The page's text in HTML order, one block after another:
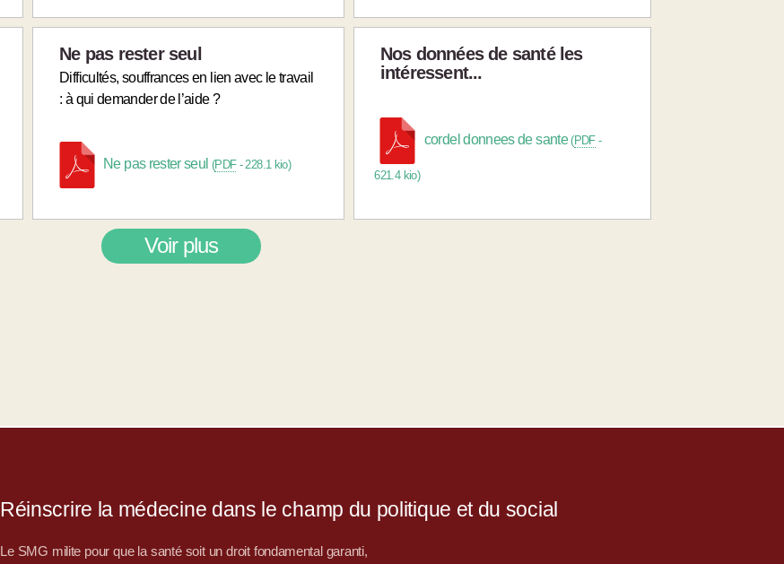
Ne pas rester seul
Difficultés, souffrances en lien avec le travail
: à qui demander de l’aide ?
Ne pas rester seul (PDF-228.1 kio)
Nos données de santé les
intéressent...
cordel donnees de sante(PDF-
621.4 kio)
Voir plus
Réinscrire la médecine dans le champ du politique et du social
Le SMG milite pour que la santé soit un droit fondamental garanti,